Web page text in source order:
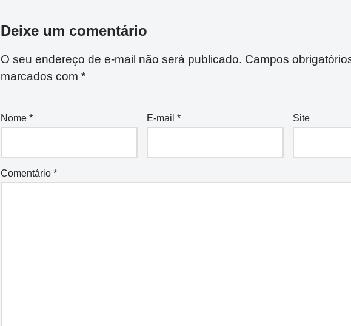
Deixe um comentário
O seu endereço de e-mail não será publicado. Campos
marcados com *
Nome * E-mail * Site
Comentário *